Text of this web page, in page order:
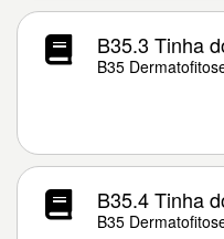
B35.3 Tinha
B35
B35.4 Tinha
B35